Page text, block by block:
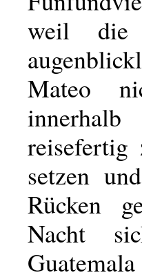
weil die
Mateo
setzen
Rücken
Nacht